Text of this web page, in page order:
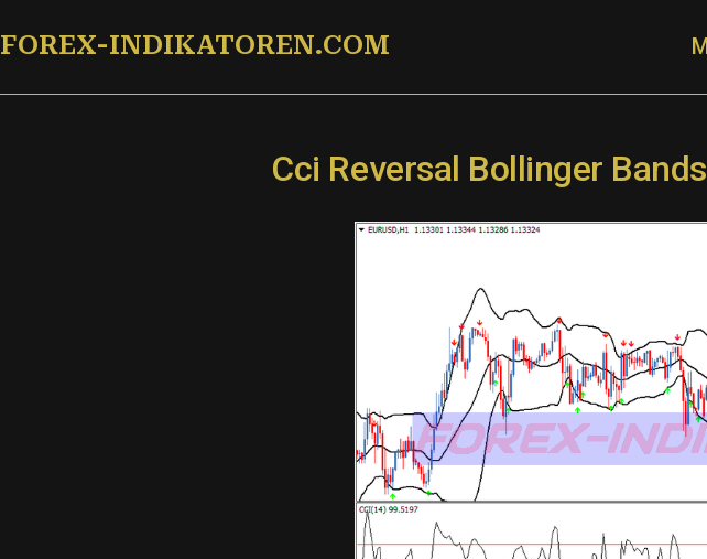
Inhalt
springen
FOREX-INDIKATOREN.COM
Cci Reversal Bollinger